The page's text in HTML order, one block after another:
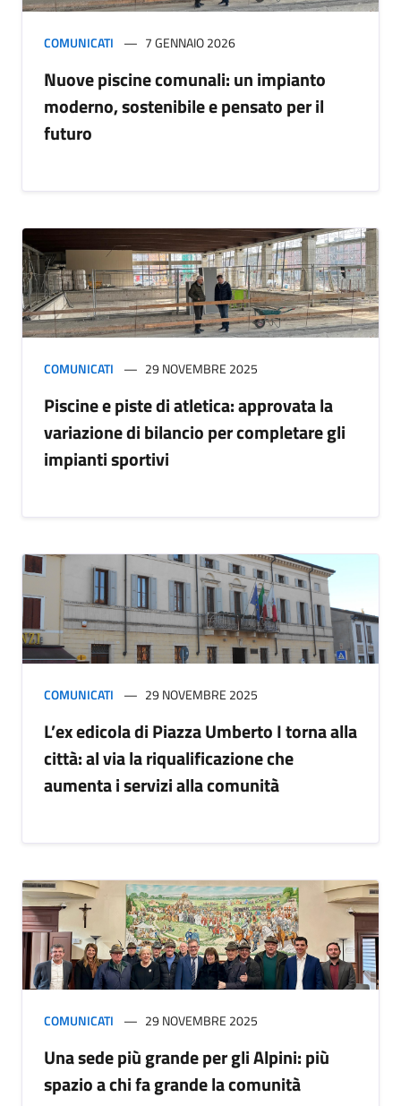
COMUNICATI 7 GENNAIO 2026
Nuove piscine comunali: un impianto
moderno, sostenibile e pensato per il
futuro
COMUNICATI 29 NOVEMBRE 2025
Piscine e piste di atletica: approvata la
variazione di bilancio per completare gli
impianti sportivi
COMUNICATI 29 NOVEMBRE 2025
L’ex edicola di Piazza Umberto I torna alla
città: al via la riqualificazione che
aumenta i servizi alla comunità
COMUNICATI 29 NOVEMBRE 2025
Una sede più grande per gli Alpini: più
spazio a chi fa grande la comunità